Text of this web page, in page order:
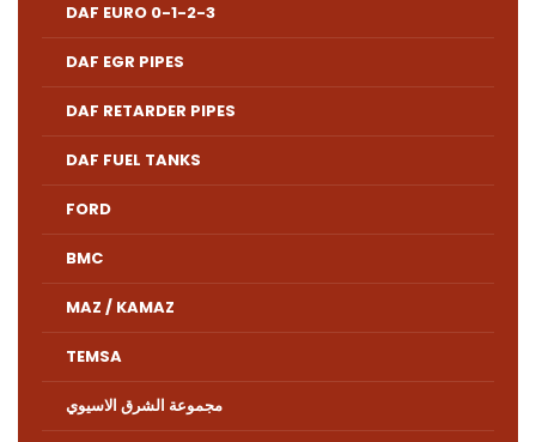
DAF EURO 0-1-2-3
DAF EGR PIPES
DAF RETARDER PIPES
DAF FUEL TANKS
FORD
BMC
MAZ / KAMAZ
TEMSA
مجموعة الشرق الاسيوي